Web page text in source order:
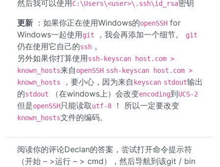
然后我可以使用C:\Users\<user>\.ssh\id_rsa密钥
更新 ：如果你正在使用Windows的openSSH for
Windows一起使用git ，我会再添加一个细节。 git
仍在使用它自己的ssh 。
另外如果你打算使用ssh-keyscan host.com >
known_hosts来自openSSH ssh-keyscan host.com >
known_hosts
，要小心，因为来自 keyscan stdout输出
的stdout （在windows上）会改变encoding到UCS-2
但是openSSH只能读取utf-8 ！ 所以一定要改变
known_hosts文件的编码。
阅读你的评论Declan的答案，尝试打开命令提示符
（开始 – >运行 – > cmd），然后导航到该git / bin